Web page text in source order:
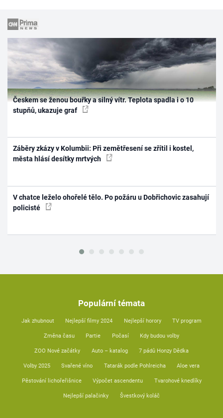
Českem se ženou bouřky a silný vítr. Teplota spadla i o 10
stupňů, ukazuje graf
Záběry zkázy v Kolumbii: Při zemětřesení se zřítil i kostel,
města hlásí desítky mrtvých
V chatce leželo ohořelé tělo. Po požáru u Dobřichovic zasahují
policisté
Populární témata
Jak zhubnout Nejlepší filmy 2024 Nejlepší horory TV program
Změna času Partie Počasí Kdy budou volby
ZOO Nové začátky Auto – katalog 7 pádů Honzy Dědka
Volby 2025 Svařené víno Tatarák podle Pohlreicha Aloe vera
Pěstování lichořeřišnice Výpočet ascendentu Tvarohové knedlíky
Nejlepší palačinky Švestkový koláč